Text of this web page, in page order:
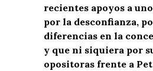
recientes apoyos a
por la desconfianza,
diferencias en la
y que ni siquiera por
opositoras frente a